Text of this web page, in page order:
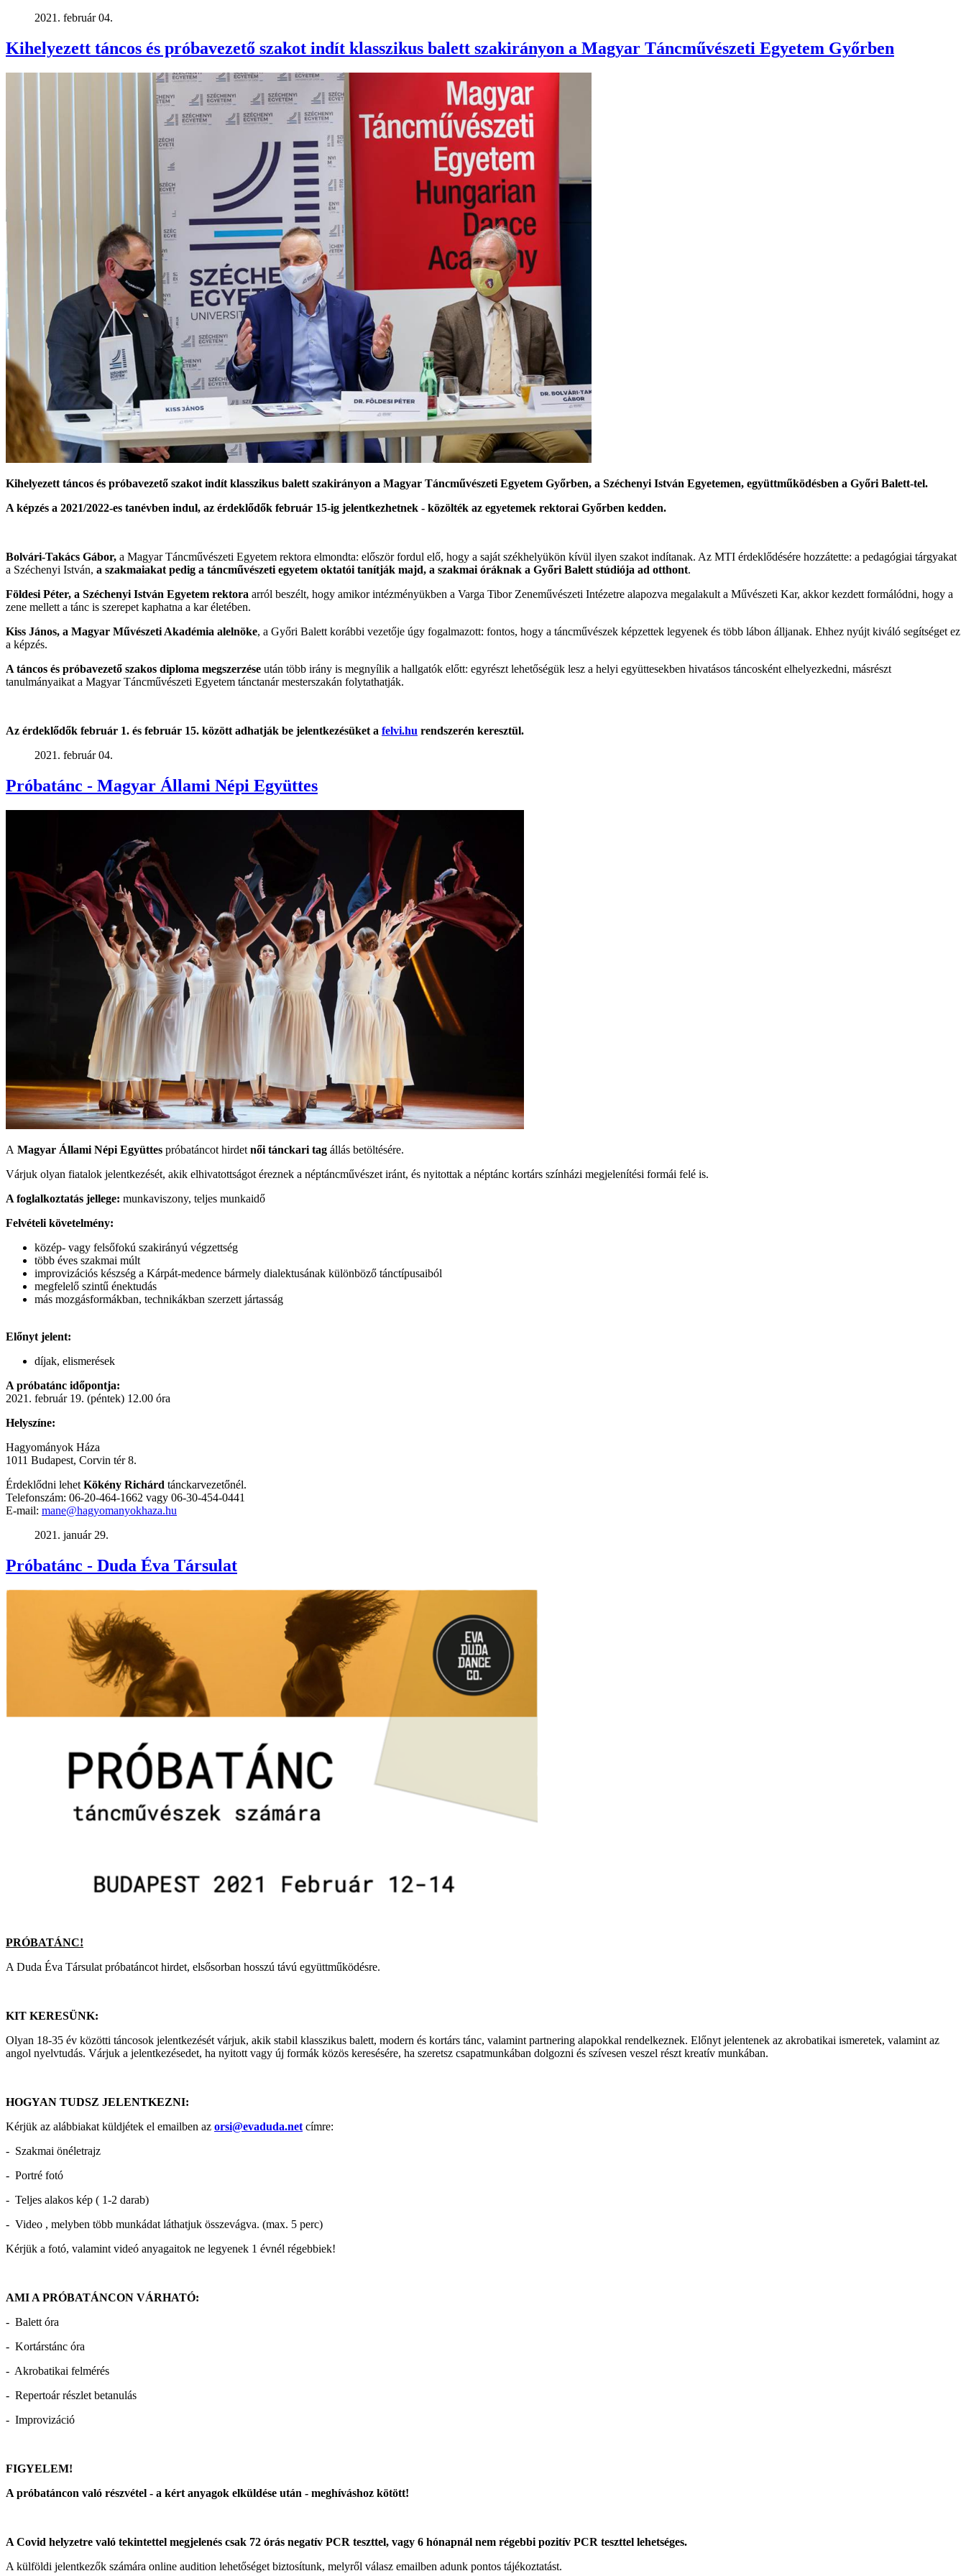
2021. február 04.
Kihelyezett táncos és próbavezető szakot indít klasszikus balett szakirányon a Magyar Táncművészeti Egyetem Győrben
Kihelyezett táncos és próbavezető szakot indít klasszikus balett szakirányon a Magyar Táncművészeti Egyetem Győrben, a Széchenyi István Egyetemen, együttműködésben a Győri Balett-tel.
A képzés a 2021/2022-es tanévben indul, az érdeklődők február 15-ig jelentkezhetnek - közölték az egyetemek rektorai Győrben kedden.
Bolvári-Takács Gábor, a Magyar Táncművészeti Egyetem rektora elmondta: először fordul elő, hogy a saját székhelyükön kívül ilyen szakot indítanak. Az MTI érdeklődésére hozzátette: a pedagógiai tárgyakat
a Széchenyi István, a szakmaiakat pedig a táncművészeti egyetem oktatói tanítják majd, a szakmai óráknak a Győri Balett stúdiója ad otthont.
Földesi Péter, a Széchenyi István Egyetem rektora arról beszélt, hogy amikor intézményükben a Varga Tibor Zeneművészeti Intézetre alapozva megalakult a Művészeti Kar, akkor kezdett formálódni, hogy a
zene mellett a tánc is szerepet kaphatna a kar életében.
Kiss János, a Magyar Művészeti Akadémia alelnöke, a Győri Balett korábbi vezetője úgy fogalmazott: fontos, hogy a táncművészek képzettek legyenek és több lábon álljanak. Ehhez nyújt kiváló segítséget ez
a képzés.
A táncos és próbavezető szakos diploma megszerzése után több irány is megnyílik a hallgatók előtt: egyrészt lehetőségük lesz a helyi együttesekben hivatásos táncosként elhelyezkedni, másrészt
tanulmányaikat a Magyar Táncművészeti Egyetem tánctanár mesterszakán folytathatják.
Az érdeklődők február 1. és február 15. között adhatják be jelentkezésüket a felvi.hu rendszerén keresztül.
2021. február 04.
Próbatánc - Magyar Állami Népi Együttes
A Magyar Állami Népi Együttes próbatáncot hirdet női tánckari tag állás betöltésére.
Várjuk olyan fiatalok jelentkezését, akik elhivatottságot éreznek a néptáncművészet iránt, és nyitottak a néptánc kortárs színházi megjelenítési formái felé is.
A foglalkoztatás jellege: munkaviszony, teljes munkaidő
Felvételi követelmény:
közép- vagy felsőfokú szakirányú végzettség
több éves szakmai múlt
improvizációs készség a Kárpát-medence bármely dialektusának különböző tánctípusaiból
megfelelő szintű énektudás
más mozgásformákban, technikákban szerzett jártasság
Előnyt jelent:
díjak, elismerések
A próbatánc időpontja:
2021. február 19. (péntek) 12.00 óra
Helyszíne:
Hagyományok Háza
1011 Budapest, Corvin tér 8.
Érdeklődni lehet Kökény Richárd tánckarvezetőnél.
Telefonszám: 06-20-464-1662 vagy 06-30-454-0441
E-mail: mane@hagyomanyokhaza.hu
2021. január 29.
Próbatánc - Duda Éva Társulat
PRÓBATÁNC!
A Duda Éva Társulat próbatáncot hirdet, elsősorban hosszú távú együttműködésre.
KIT KERESÜNK:
Olyan 18-35 év közötti táncosok jelentkezését várjuk, akik stabil klasszikus balett, modern és kortárs tánc, valamint partnering alapokkal rendelkeznek. Előnyt jelentenek az akrobatikai ismeretek, valamint az
angol nyelvtudás. Várjuk a jelentkezésedet, ha nyitott vagy új formák közös keresésére, ha szeretsz csapatmunkában dolgozni és szívesen veszel részt kreatív munkában.
HOGYAN TUDSZ JELENTKEZNI:
Kérjük az alábbiakat küldjétek el emailben az orsi@evaduda.netcímre:
- Szakmai önéletrajz
- Portré fotó
- Teljes alakos kép ( 1-2 darab)
- Video , melyben több munkádat láthatjuk összevágva. (max. 5 perc)
Kérjük a fotó, valamint videó anyagaitok ne legyenek 1 évnél régebbiek!
AMI A PRÓBATÁNCON VÁRHATÓ:
- Balett óra
- Kortárstánc óra
- Akrobatikai felmérés
- Repertoár részlet betanulás
- Improvizáció
FIGYELEM!
A próbatáncon való részvétel - a kért anyagok elküldése után - meghíváshoz kötött!
A Covid helyzetre való tekintettel megjelenés csak 72 órás negatív PCR teszttel, vagy 6 hónapnál nem régebbi pozitív PCR teszttel lehetséges.
A külföldi jelentkezők számára online audition lehetőséget biztosítunk, melyről válasz emailben adunk pontos tájékoztatást.